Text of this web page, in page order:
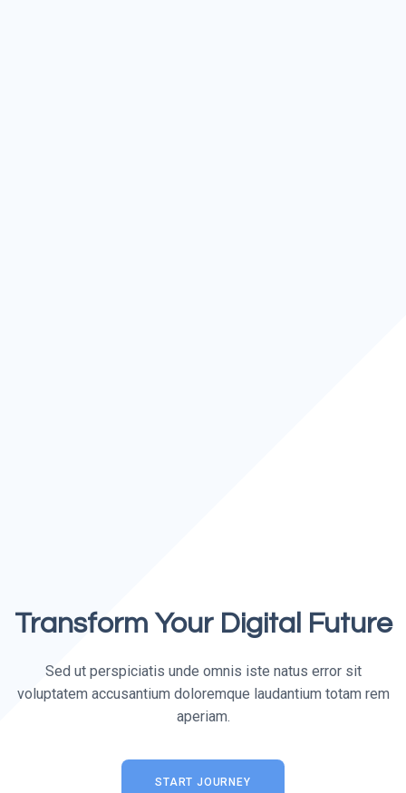
Transform Your Digital Future
Sed ut perspiciatis unde omnis iste natus error sit
voluptatem accusantium doloremque laudantium totam rem
aperiam.
START JOURNEY